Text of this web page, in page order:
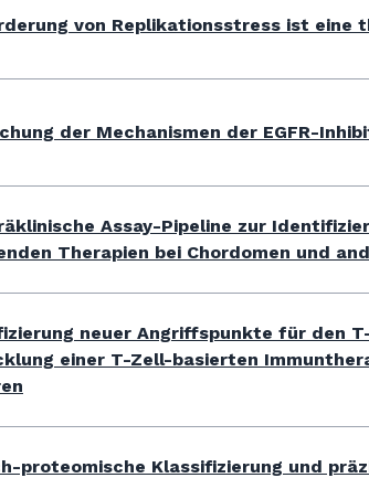
von Replikationsstress ist eine
der Mechanismen der EGFR-
Assay-Pipeline zur
Therapien bei Chordomen und
neuer Angriffspunkte für den
einer T-Zell-basierten
proteomische Klassifizierung und